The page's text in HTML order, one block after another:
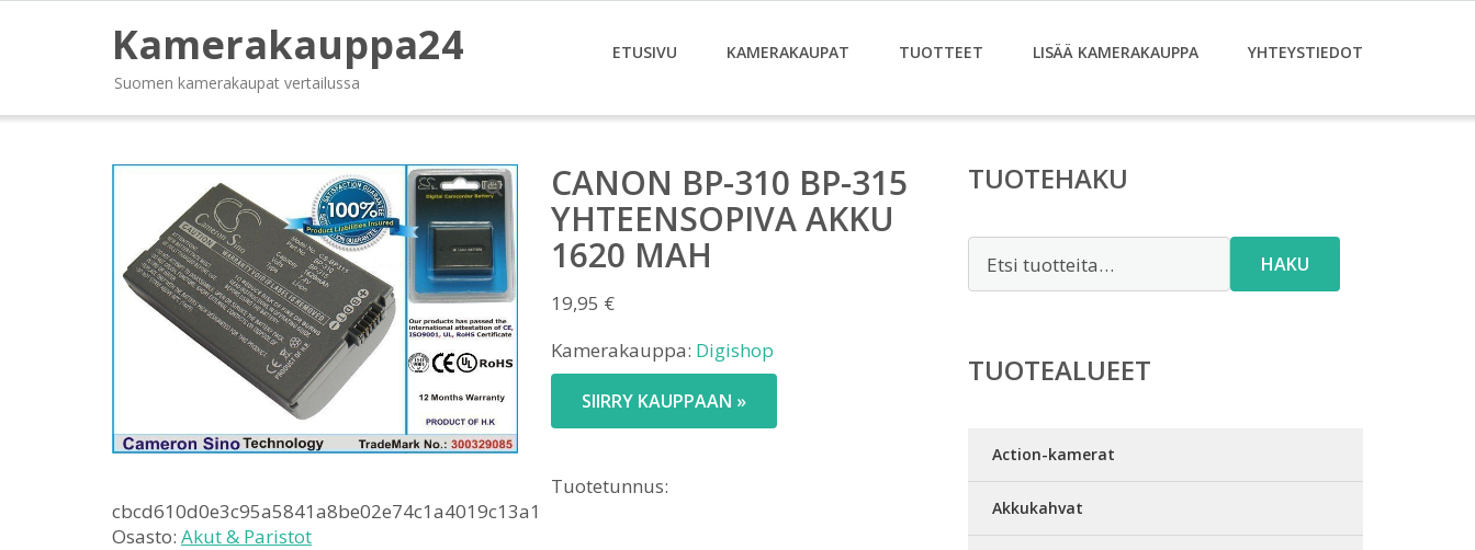
Kamerakauppa24
Suomen kamerakaupat vertailussa
ETUSIVU KAMERAKAUPAT TUOTTEET LISÄÄ KAMERAKAUPPA YHTEYSTIEDOT
CANON BP-310 BP-315
YHTEENSOPIVA AKKU
1620 MAH
19,95 €
Kamerakauppa: Digishop
SIIRRY KAUPPAAN »
Tuotetunnus:
cbcd610d0e3c95a5841a8be02e74c1a4019c13a1
Osasto: Akut & Paristot
TUOTEHAKU
HAKU
TUOTEALUEET
Action-kamerat
Akkukahvat